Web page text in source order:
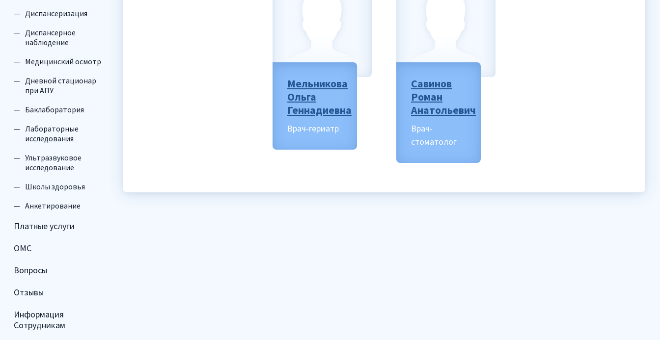
Диспансеризация
Диспансерное
наблюдение
Медицинский осмотр
Дневной стационар
при АПУ
Баклаборатория
Лабораторные
исследования
Ультразвуковое
исследование
Школы здоровья
Анкетирование
Платные услуги
ОМС
Вопросы
Отзывы
Информация
Сотрудникам
Мельникова
Ольга
Геннадиевна
Врач-гериатр
Савинов
Роман
Анатольевич
Врач-
стоматолог